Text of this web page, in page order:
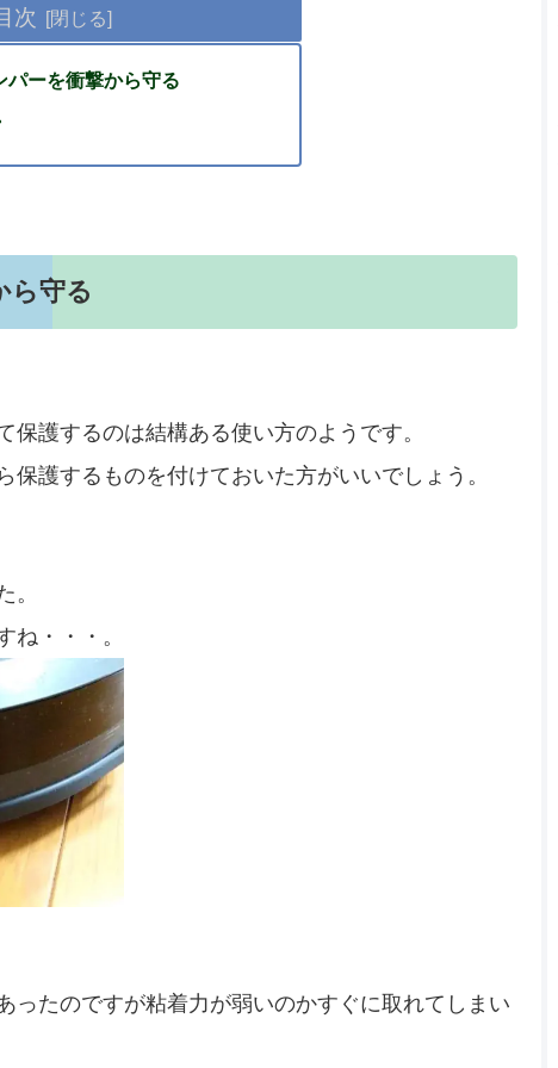
次
パーを衝撃から守る
ら守る
護するのは結構ある使い方のようです。
護するものを付けておいた方がいいでしょう。
。
ね・・・。
ったのですが粘着力が弱いのかすぐに取れてしまい